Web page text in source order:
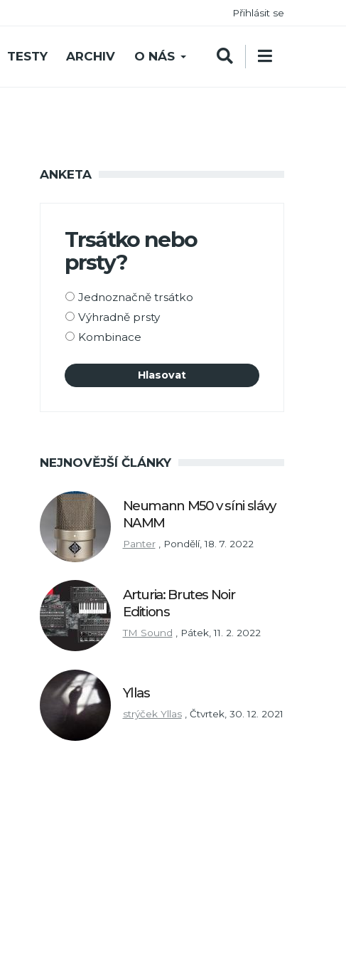
Přihlásit se
TESTY ARCHIV O NÁS
ANKETA
Trsátko nebo
prsty?
Možnosti
výběru
Jednoznačně trsátko
Výhradně prsty
Kombinace
NEJNOVĚJŠÍ ČLÁNKY
Neumann M50 v síni slávy
NAMM
Panter Pondělí, 18. 7. 2022
Arturia: Brutes Noir
Editions
TM Sound , Pátek, 11. 2. 2022
Yllas
strýček Yllas Čtvrtek, 30. 12. 2021